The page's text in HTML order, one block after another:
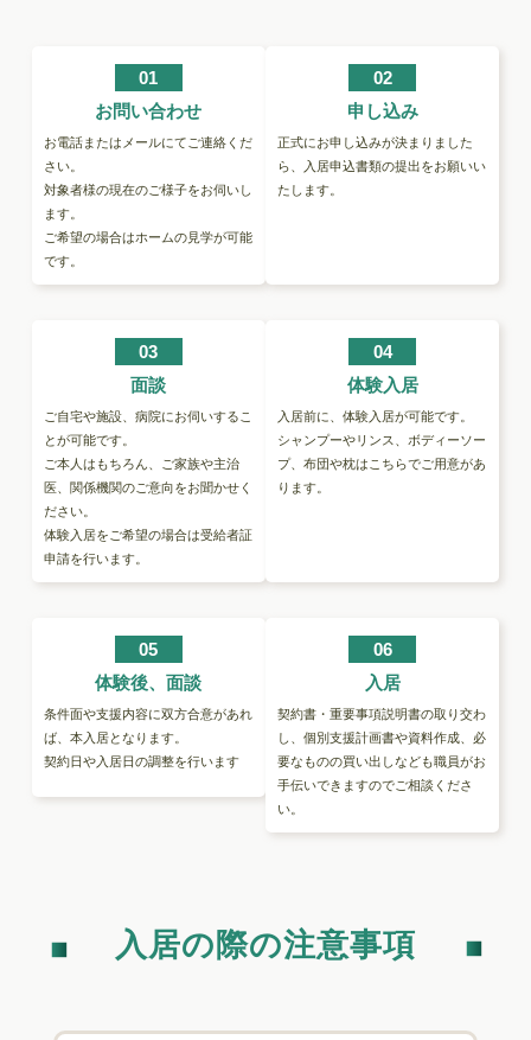
01
お問い合わせ
お電話またはメールにてご連絡くだ
さい。
対象者様の現在のご様子をお伺いし
ます。
ご希望の場合はホームの見学が可能
です。
02
申し込み
正式にお申し込みが決まりました
ら、入居申込書類の提出をお願いい
たします。
03
面談
ご自宅や施設、病院にお伺いするこ
とが可能です。
ご本人はもちろん、ご家族や主治
医、関係機関のご意向をお聞かせく
ださい。
体験入居をご希望の場合は受給者証
申請を行います。
04
体験入居
入居前に、体験入居が可能です。
シャンプーやリンス、ボディーソー
プ、布団や枕はこちらでご用意があ
ります。
05
体験後、面談
条件面や支援内容に双方合意があれ
ば、本入居となります。
契約日や入居日の調整を行います
06
入居
契約書・重要事項説明書の取り交わ
し、個別支援計画書や資料作成、必
要なものの買い出しなども職員がお
手伝いできますのでご相談くださ
い。
入居の際の注意事項